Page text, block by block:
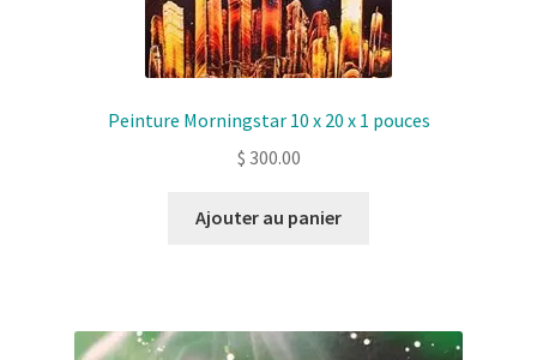
Peinture Morningstar 10 x 20 x 1 pouces
$ 300.00
Ajouter au panier